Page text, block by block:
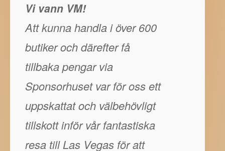
Vi vann VM!
Att kunna handla i över 600
butiker och därefter få
tillbaka pengar via
Sponsorhuset var för oss ett
uppskattat och välbehövligt
tillskott inför vår fantastiska
resa till Las Vegas för att